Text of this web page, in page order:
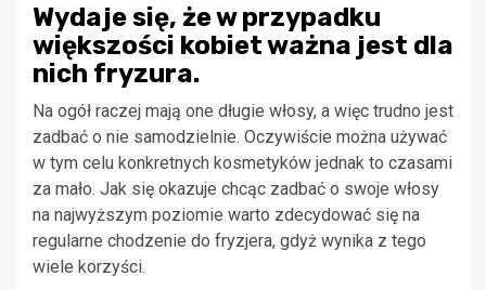
Wydaje się, że w przypadku
większości kobiet ważna jest dla
nich fryzura.
Na ogół raczej mają one długie włosy, a więc trudno jest
zadbać o nie samodzielnie. Oczywiście można używać
w tym celu konkretnych kosmetyków jednak to czasami
za mało. Jak się okazuje chcąc zadbać o swoje włosy
na najwyższym poziomie warto zdecydować się na
regularne chodzenie do fryzjera, gdyż wynika z tego
wiele korzyści.